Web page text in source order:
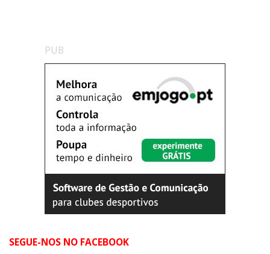
PUB
SEGUE-NOS NO FACEBOOK